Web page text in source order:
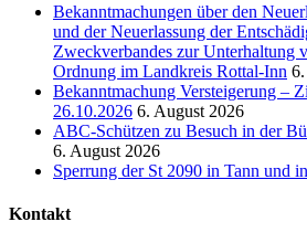
Bekanntmachungen über den
und der Neuerlassung der
Zweckverbandes zur Unterhaltung
Ordnung im Landkreis Rottal-Inn
Bekanntmachung Versteigerung –
26.10.2026 6. August 2026
ABC-Schützen zu Besuch in der
6. August 2026
Sperrung der St 2090 in Tann und
Kontakt